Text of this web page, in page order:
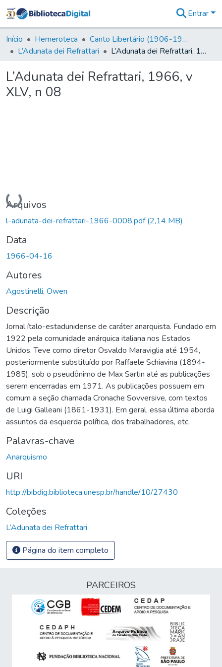
&
Coleções
Tudo na
Digital
Entrar
Início Hemeroteca
Canto Libertário (1906-1995)
L’Adunata dei Refrattari
L’Adunata dei Refrattari, 1966, v XLV, n 08
L’Adunata dei Refrattari, 1966, v
XLV, n 08
Carregando...
Arquivos
l-adunata-dei-refrattari-1966-0008.pdf(2,14 MB)
Data
1966-04-16
Autores
Agostinelli, Owen
Descrição
Jornal ítalo-estadunidense de caráter anarquista. Fundado em
1922 pela comunidade anárquica italiana nos Estados
Unidos. Teve como diretor Osvaldo Maraviglia até 1954,
posteriormente substituído por Raffaele Schiavina (1894-
1985), sob o pseudônimo de Max Sartin até as publicações
serem encerradas em 1971. As publicações possuem em
comum a seção chamada Cronache Sovversive, com textos
de Luigi Galleani (1861-1931). Em geral, essa última aborda
assuntos da esquerda política, dos trabalhadores, etc.
Palavras-chave
Anarquismo
URI
http://bibdig.biblioteca.unesp.br/handle/10/27430
Coleções
L’Adunata dei Refrattari
Página do item completo
PARCEIROS